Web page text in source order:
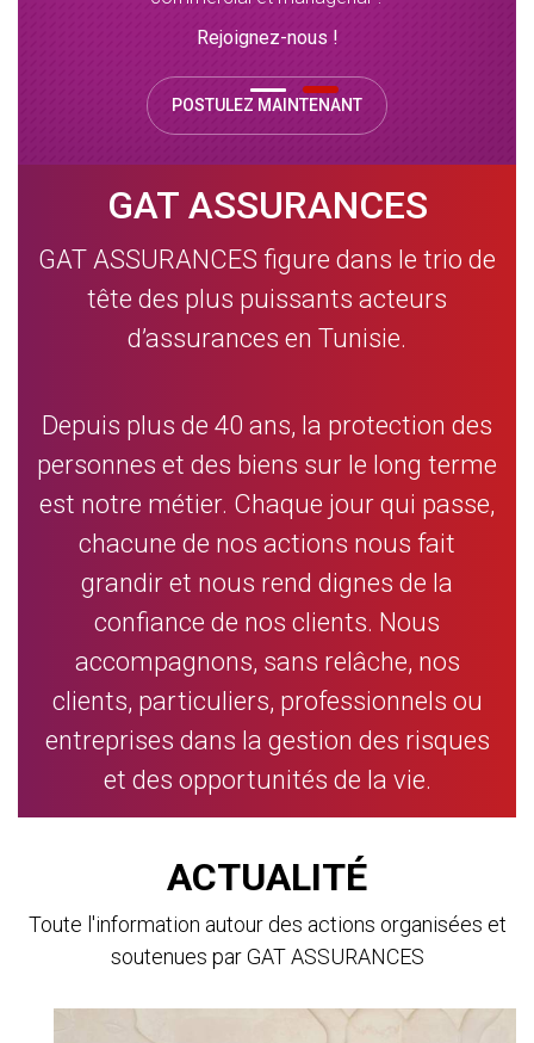
Rejoignez-nous !
POSTULEZ MAINTENANT
GAT ASSURANCES
GAT ASSURANCES figure dans le trio de
tête des plus puissants acteurs
d’assurances en Tunisie.
Depuis plus de 40 ans, la protection des
personnes et des biens sur le long terme
est notre métier. Chaque jour qui passe,
chacune de nos actions nous fait
grandir et nous rend dignes de la
confiance de nos clients. Nous
accompagnons, sans relâche, nos
clients, particuliers, professionnels ou
entreprises dans la gestion des risques
et des opportunités de la vie.
ACTUALITÉ
Toute l'information autour des actions organisées et
soutenues par GAT ASSURANCES